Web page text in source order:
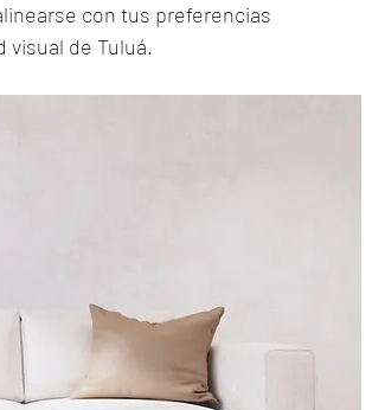
con tus preferencias
visual de Tuluá.